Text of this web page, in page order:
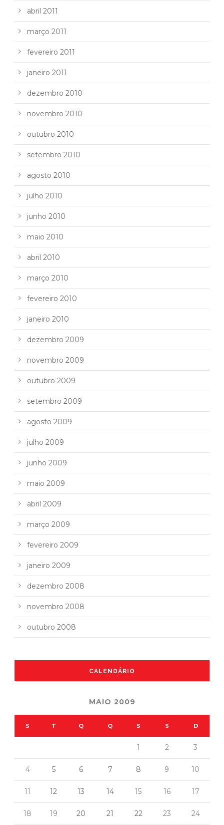
abril 2011
março 2011
fevereiro 2011
janeiro 2011
dezembro 2010
novembro 2010
outubro 2010
setembro 2010
agosto 2010
julho 2010
junho 2010
maio 2010
abril 2010
março 2010
fevereiro 2010
janeiro 2010
dezembro 2009
novembro 2009
outubro 2009
setembro 2009
agosto 2009
julho 2009
junho 2009
maio 2009
abril 2009
março 2009
fevereiro 2009
janeiro 2009
dezembro 2008
novembro 2008
outubro 2008
CALENDÁRIO
MAIO 2009
S T Q Q S S D
1 2 3
4 5 6 7 8 9 10
11 12 13 14 15 16 17
18 19 20 21 22 23 24